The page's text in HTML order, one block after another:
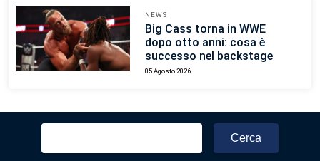
NEWS
Big Cass torna in WWE
dopo otto anni: cosa è
successo nel backstage
05 Agosto 2026
Ricerca